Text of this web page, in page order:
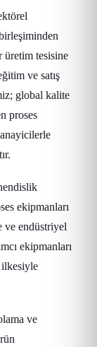
üretim tesisine
ve satış
global kalite
proses
ekipmanları
ve endüstriyel
ekipmanları
ilkesiyle
ve